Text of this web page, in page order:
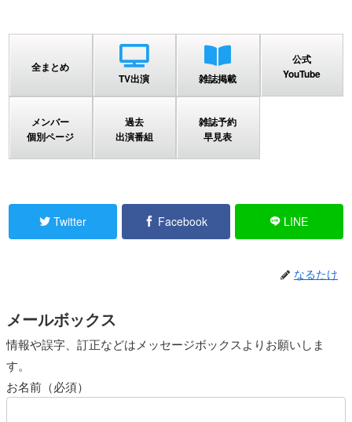
全まとめ
TV出演
雑誌掲載
公式
YouTube
メンバー
個別ページ
過去
出演番組
雑誌予約
早見表
Twitter Facebook LINE
なるたけ
メールボックス
情報や誤字、訂正などはメッセージボックスよりお願いしま
す。
お名前（必須）